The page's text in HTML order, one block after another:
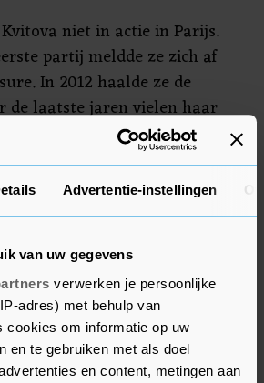
Advertentie-instellingen
van uw gegevens
verwerken je persoonlijke
adres) met behulp van
cookies om informatie op uw
en te gebruiken met als doel
en content, metingen aan
niet in actie in Parijs.
partij meldde ze zich af
In 2012 haalde ze de
de laatste jaren vielen haar